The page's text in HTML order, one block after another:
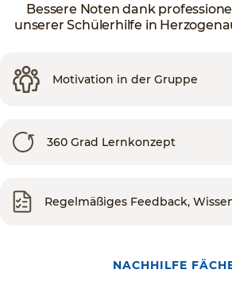
Bessere Noten dank
unserer Schülerhilfe in
Motivation in der Gruppe
360 Grad Lernkonzept
Regelmäßiges Feedback,
NACHHILFE